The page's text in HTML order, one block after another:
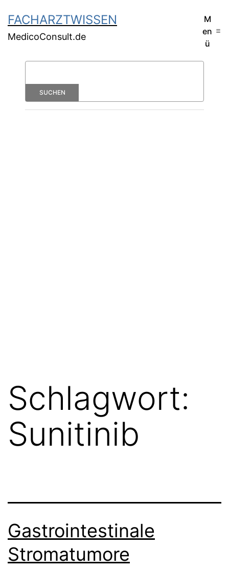
FACHARZTWISSEN
MedicoConsult.de
M
en
ü
Schlagwort:
Sunitinib
Gastrointestinale
Stromatumore